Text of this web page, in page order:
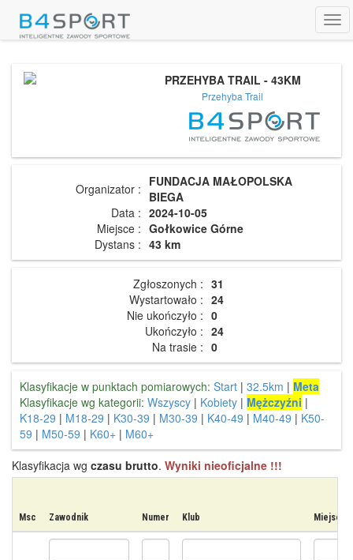
PRZEHYBA TRAIL - 43KM
Przehyba Trail
Organizator : FUNDACJA MAŁOPOLSKA
BIEGA
Data : 2024-10-05
Miejsce : Gołkowice Górne
Dystans : 43 km
Zgłoszonych : 31
Wystartowało : 24
Nie ukończyło : 0
Ukończyło : 24
Na trasie : 0
Klasyfikacje w punktach pomiarowych: Start | 32.5km | Meta
Klasyfikacje wg kategorii: Wszyscy | Kobiety | Mężczyźni |
K18-29 | M18-29 | K30-39 | M30-39 | K40-49 | M40-49 | K50-
59 | M50-59 | K60+ | M60+
Klasyfikacja wg czasu brutto. Wyniki nieoficjalne !!!
Msc Zawodnik Numer Klub